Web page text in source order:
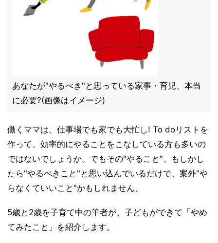
あなたが"やるべき"と思っている家事・育児、本当
に必要?(画像はイメージ)
働くママは、仕事場でも家でも大忙し! To doリストを
作って、効率的にやることをこなしている方も多いの
ではないでしょうか。でもその"やること"、もしかし
たら"やるべきこと"と思い込んでいるだけで、案外"や
らなくていいこと"かもしれません。
5歳と2歳を子育て中の筆者が、子どもができて「やめ
てみたこと」を紹介します。